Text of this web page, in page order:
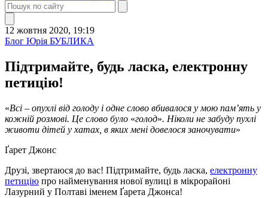
12 жовтня 2020, 19:19
Блог Юрія БУБЛИКА
Підтримайте, будь ласка, електронну
петицію!
«Всі – опухлі від голоду і одне слово вбивалося у мою пам’ять у
кожній розмові. Це слово було «голод». Ніколи не забуду пухлі
животи дітей у хатах, в яких мені довелося заночувати»
Ґарет Джонс
Друзі, звертаюся до вас! Підтримайте, будь ласка, електронну
петицію про найменування нової вулиці в мікрорайоні
Лазурний у Полтаві іменем Ґарета Джонса!